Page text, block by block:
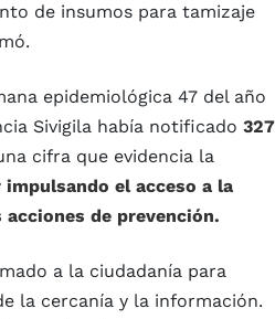
de insumos para tamizaje
epidemiológica 47 del año
Sivigila había notificado 327
cifra que evidencia la
el acceso a la
de prevención.
a la ciudadanía para
la cercanía y la información.